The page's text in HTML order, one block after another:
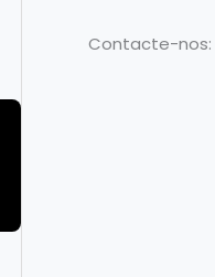
Contacte-nos: